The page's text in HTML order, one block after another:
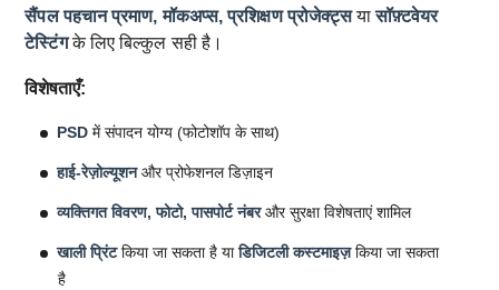
सैंपल पहचान प्रमाण, मॉकअप्स, प्रशिक्षण प्रोजेक्ट्सयासॉफ़्टवेयर
टेस्टिंगके लिए बिल्कुल सही है।
विशेषताएँ:
PSD में संपादन योग्य (फोटोशॉप के साथ)
हाई-रेज़ोल्यूशनऔर प्रोफेशनल डिज़ाइन
व्यक्तिगत विवरण, फोटो, पासपोर्ट नंबरऔर सुरक्षा विशेषताएं शामिल
खाली प्रिंटकिया जा सकता है याडिजिटली कस्टमाइज़किया जा सकता
है